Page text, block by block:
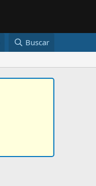
Buscar